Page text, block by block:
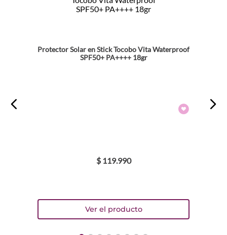
Protector Solar en Stick Tocobo Vita Waterproof
SPF50+ PA++++ 18gr
$ 119.990